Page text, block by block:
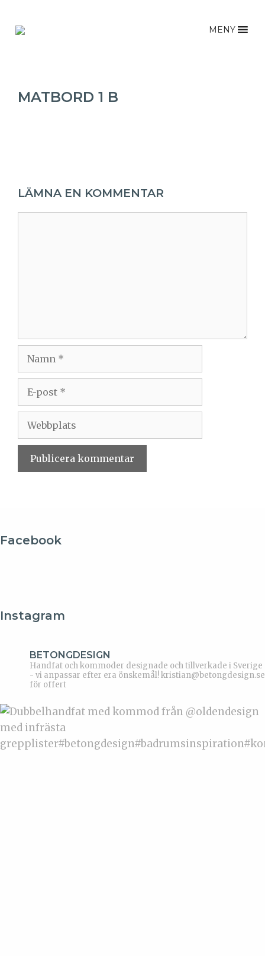
MENY
MATBORD 1 B
LÄMNA EN KOMMENTAR
Facebook
Instagram
BETONGDESIGN
Handfat och kommoder designade och tillverkade i Sverige
- vi anpassar efter era önskemål!kristian@betongdesign.se
för offert